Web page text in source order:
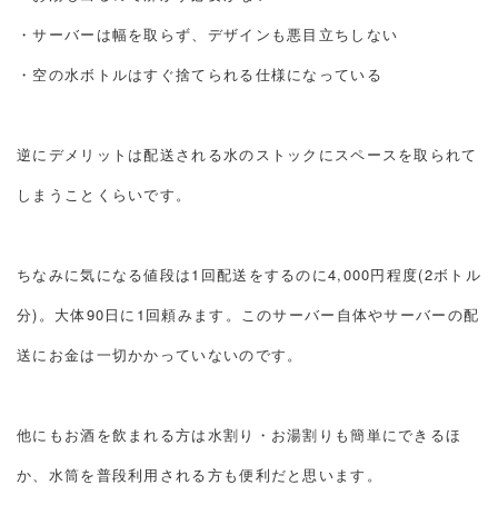
・サーバーは幅を取らず、デザインも悪目立ちしない
・空の水ボトルはすぐ捨てられる仕様になっている
逆にデメリットは配送される水のストックにスペースを取られて
しまうことくらいです。
ちなみに気になる値段は1回配送をするのに4,000円程度(2ボトル
分)。大体90日に1回頼みます。このサーバー自体やサーバーの配
送にお金は一切かかっていないのです。
他にもお酒を飲まれる方は水割り・お湯割りも簡単にできるほ
か、水筒を普段利用される方も便利だと思います。